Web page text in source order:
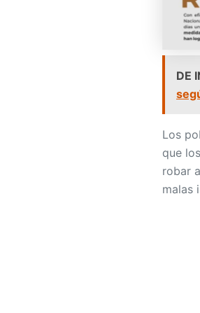
DE
Los
que
robar
malas